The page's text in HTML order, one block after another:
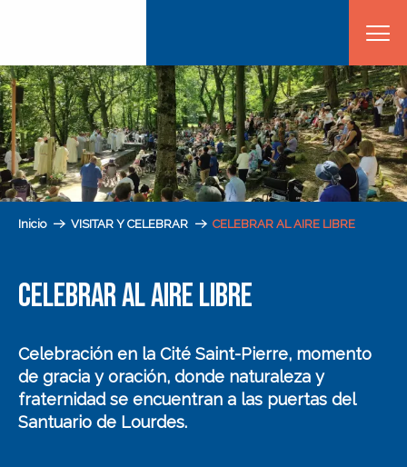
principal
Inicio VISITAR Y CELEBRAR CELEBRAR AL AIRE LIBRE
CELEBRAR AL AIRE LIBRE
Celebración en la Cité Saint-Pierre, momento
de gracia y oración, donde naturaleza y
fraternidad se encuentran a las puertas del
Santuario de Lourdes.